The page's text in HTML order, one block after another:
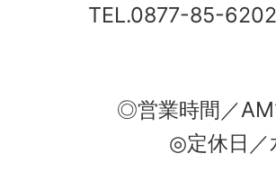
TEL.0877-85-6202
◎営業時間／
◎定休日／